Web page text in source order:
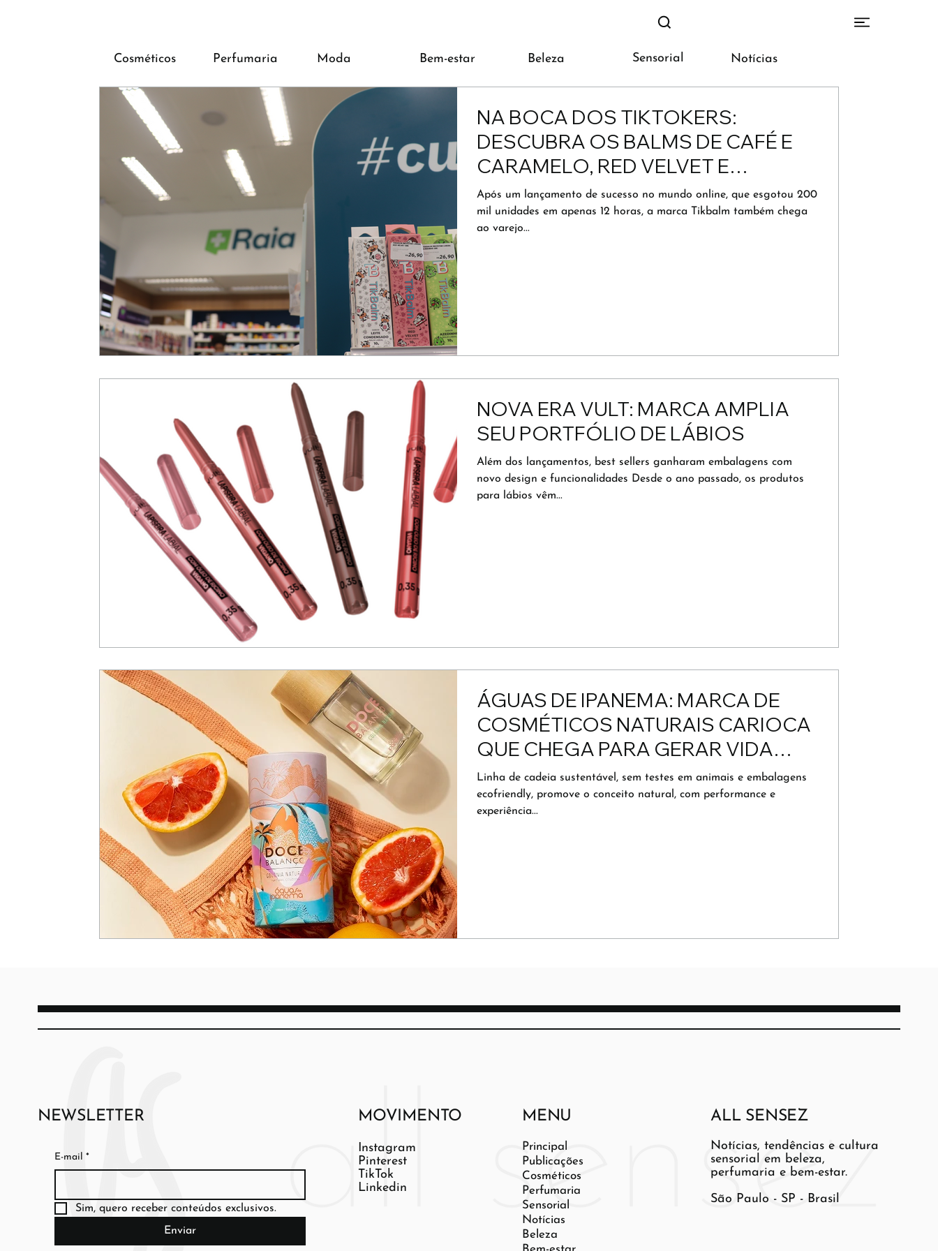
Cosméticos Perfumaria Moda Bem-estar Beleza Sensorial Notícias
NA BOCA DOS TIKTOKERS:
DESCUBRA OS BALMS DE CAFÉ E
CARAMELO, RED VELVET E
AZEDINHO QUE VIRALIZARAM
Após um lançamento de sucesso no mundo online, que esgotou 200
mil unidades em apenas 12 horas, a marca Tikbalm também chega
ao varejo...
NOVA ERA VULT: MARCA AMPLIA
SEU PORTFÓLIO DE LÁBIOS
Além dos lançamentos, best sellers ganharam embalagens com
novo design e funcionalidades Desde o ano passado, os produtos
para lábios vêm...
ÁGUAS DE IPANEMA: MARCA DE
COSMÉTICOS NATURAIS CARIOCA
QUE CHEGA PARA GERAR VIDA
ATRAVÉS DA BELEZA
Linha de cadeia sustentável, sem testes em animais e embalagens
ecofriendly, promove o conceito natural, com performance e
experiência...
NEWSLETTER
E-mail *
Sim, quero receber conteúdos exclusivos.
Enviar
MOVIMENTO
Instagram
Pinterest
TikTok
Linkedin
MENU
Principal
Publicações
Cosméticos
Perfumaria
Sensorial
Notícias
Beleza
ALL SENSEZ
Notícias, tendências e cultura
sensorial em beleza,
perfumaria e bem-estar.
São Paulo - SP - Brasil